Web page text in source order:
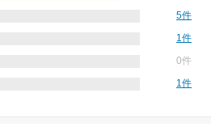
5件
1件
0件
1件